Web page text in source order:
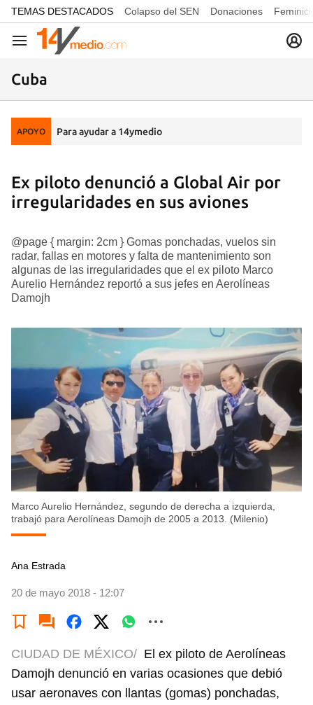
common.go-to-content
TEMAS DESTACADOS Colapso del SEN Donaciones
Navegación
Cuba
APOYO Para ayudar a 14ymedio
Ex piloto denunció a Global Air por
irregularidades en sus aviones
@page { margin: 2cm } Gomas ponchadas, vuelos sin
radar, fallas en motores y falta de mantenimiento son
algunas de las irregularidades que el ex piloto Marco
Aurelio Hernández reportó a sus jefes en Aerolíneas
Damojh
Marco Aurelio Hernández, segundo de derecha a izquierda,
trabajó para Aerolíneas Damojh de 2005 a 2013. (Milenio)
Ana Estrada
20 de mayo 2018 - 12:07
CIUDAD DE MÉXICO/ El ex piloto de Aerolíneas
Damojh denunció en varias ocasiones que debió
usar aeronaves con llantas (gomas) ponchadas,